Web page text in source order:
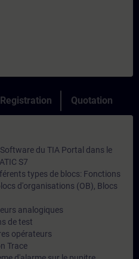
Quotation
du TIA Portal dans le
S7
types de blocs: Fonctions
d'organisations (OB), Blocs
analogiques
de test
opérateurs
Trace